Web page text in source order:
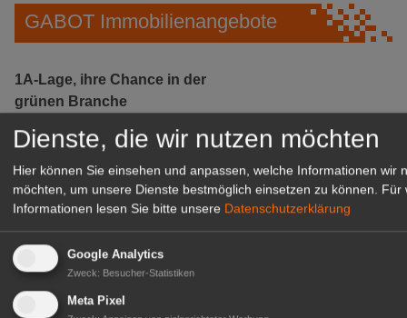
GABOT Immobilienangebote
1A-Lage, ihre Chance in der
grünen Branche
IHREN Betrieb!
zur Anzeige
GABOT Marktplatz
Dienste, die wir nutzen möchten
Hier können Sie einsehen und anpassen, welche Informationen wir
möchten, um unsere Dienste bestmöglich einsetzen zu können.
Für
Informationen lesen Sie bitte unsere Datenschutzerklärung
Google Analytics
Zweck: Besucher-Statistiken
Meta Pixel